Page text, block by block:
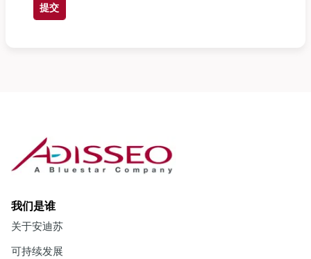
提交
我们是谁
关于安迪苏
可持续发展